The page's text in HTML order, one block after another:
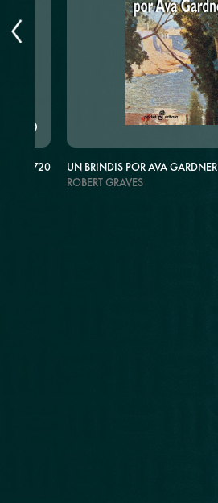
$720
UN BRINDIS POR AVA GARDNER
ROBERT GRAVES